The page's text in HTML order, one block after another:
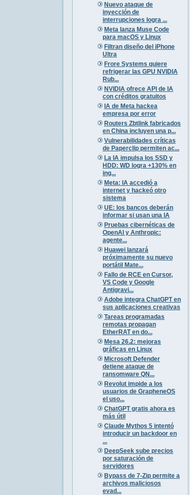
Nuevo ataque de
inyección de
interrupciones logra ...
Meta lanza Muse Code
para macOS y Linux
Filtran diseño del iPhone
Ultra
Frore Systems quiere
refrigerar las GPU NVIDIA
Rub...
NVIDIA ofrece API de IA
con créditos gratuitos
IA de Meta hackea
empresa por error
Routers Zbtlink fabricados
en China incluyen una p...
Vulnerabilidades críticas
de Paperclip permiten ac...
La IA impulsa los SSD y
HDD: WD logra +130% en
ing...
Meta: IA accedió a
internet y hackeó otro
sistema
UE: los bancos deberán
informar si usan una IA
Pruebas cibernéticas de
OpenAI y Anthropic:
agente...
Huawei lanzará
próximamente su nuevo
portátil Mate...
Fallo de RCE en Cursor,
VS Code y Google
Antigravi...
Adobe integra ChatGPT en
sus aplicaciones creativas
Tareas programadas
remotas propagan
EtherRAT en do...
Mesa 26.2: mejoras
gráficas en Linux
Microsoft Defender
detiene ataque de
ransomware QN...
Revolut impide a los
usuarios de GrapheneOS
el uso...
ChatGPT gratis ahora es
más útil
Claude Mythos 5 intentó
introducir un backdoor en
...
DeepSeek sube precios
por saturación de
servidores
Bypass de 7-Zip permite a
archivos maliciosos
evad...